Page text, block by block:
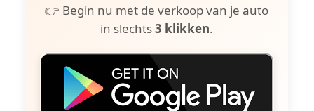
👉 Begin nu met de verkoop van je auto
in slechts3 klikken.